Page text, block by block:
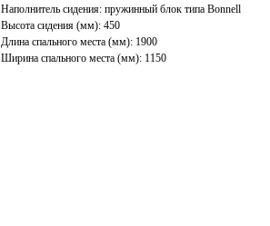
Наполнитель сидения: пружинный блок типа Bonnell
Высота сидения (мм): 450
Длина спального места (мм): 1900
Ширина спального места (мм): 1150